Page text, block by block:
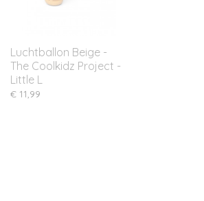
Luchtballon Beige -
The Coolkidz Project -
Little L
€ 11,99